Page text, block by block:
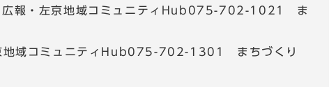
報・左京地域コミュニティHub075-702-1021 ま
地域コミュニティHub075-702-1301 まちづくり